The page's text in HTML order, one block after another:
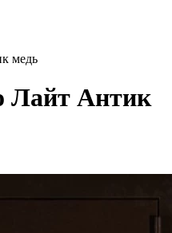
медь
Лайт Антик